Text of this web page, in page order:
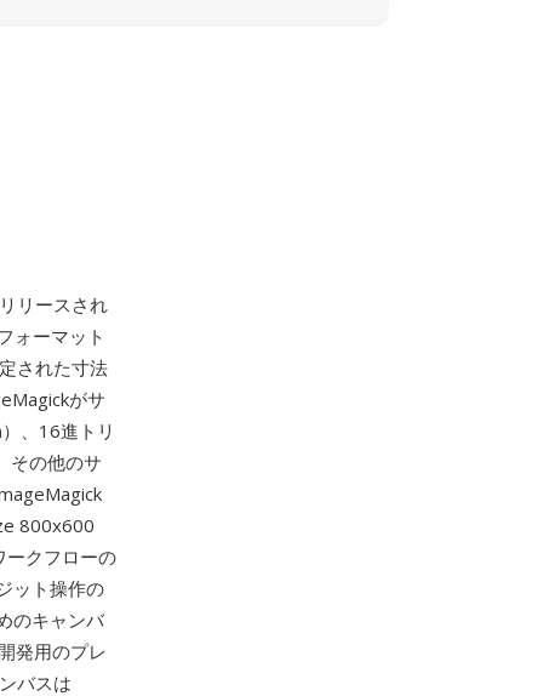
リースされ
ォーマット
された寸法
がサ
、16進トリ
その他のサ
800x600
ークフローの
ット操作の
のキャンバ
発用のプレ
バスは